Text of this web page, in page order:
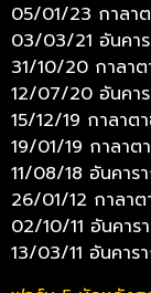
05/01/23 กาลาต
03/03/21 อันคาร
31/10/20 กาลาต
12/07/20 อันคาร
15/12/19 กาลาต
19/01/19 กาลาต
11/08/18 อันคาร
26/01/12 กาลาต
02/10/11 อันคา
13/03/11 อันคาร